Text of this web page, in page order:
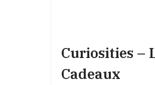
Curiosities –
Cadeaux